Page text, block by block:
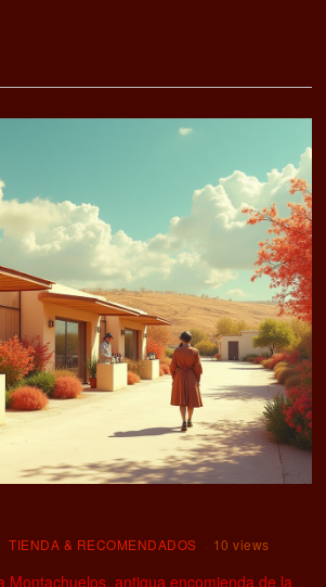
TIENDA & RECOMENDADOS 10 views
Montachuelos, antigua encomienda de la